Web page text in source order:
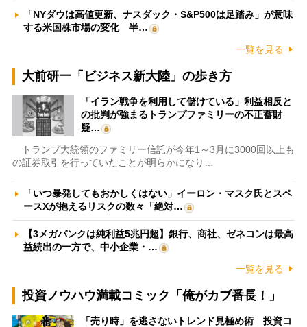
「NYダウは高値更新、ナスダック・S&P500は足踏み」が意味
する米国株市場の変化 半…
一覧を見る
大前研一「ビジネス新大陸」の歩き方
「イラン戦争を利用して儲けている」利益相反と
の批判が強まるトランプファミリーの不正蓄財
疑…
トランプ大統領のファミリー信託が今年1～3月に3000回以上も
の証券取引を行っていたことが明らかになり…
「いつ暴発してもおかしくはない」イーロン・マスク氏とスペ
ースXが抱えるリスクの数々「絶対…
【3メガバンクは純利益5兆円超】銀行、商社、ゼネコンは最高
益続出の一方で、中小企業・…
一覧を見る
投資ノウハウ満載コミック「俺がカブ番長！」
「売り時」を逃さないトレンド見極め術 投資コ